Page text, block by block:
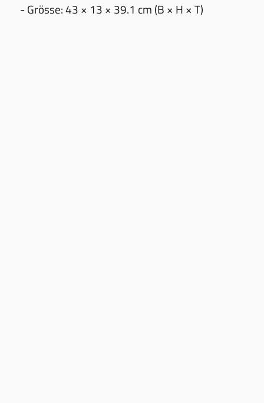
- Grösse: 43 × 13 × 39.1 cm (B × H × T)